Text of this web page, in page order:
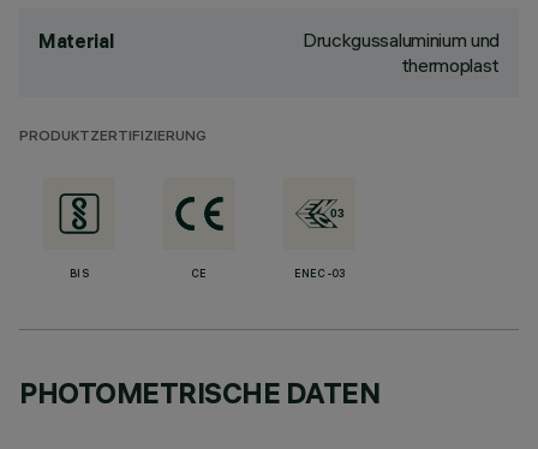
Material
Druckgussaluminium und
thermoplast
PRODUKTZERTIFIZIERUNG
BIS CE ENEC-03
PHOTOMETRISCHE DATEN